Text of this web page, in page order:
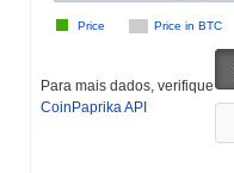
Price in BTC
Price
Para mais dados, verifique
CoinPaprika API